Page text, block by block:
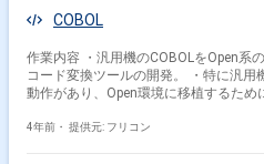
COBOL
作業内容 ・汎用機のCOBOLをOpen系
コード変換ツールの開発。 ・特に汎
動作があり、Open環境に移植するた
4年前・ 提供元: フリコン